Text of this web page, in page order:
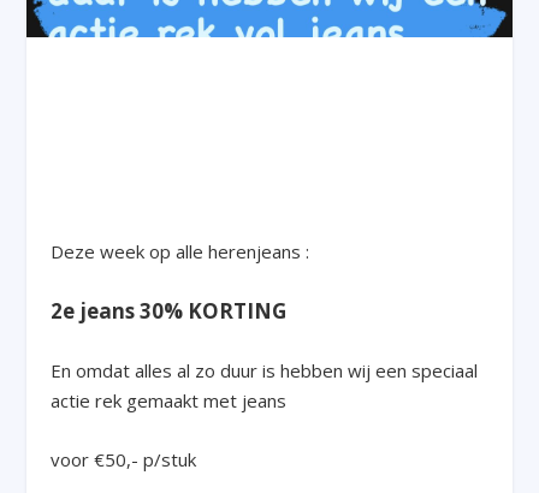
Deze week op alle herenjeans :
2e jeans 30% KORTING
En omdat alles al zo duur is hebben wij een speciaal
actie rek gemaakt met jeans
voor €50,- p/stuk